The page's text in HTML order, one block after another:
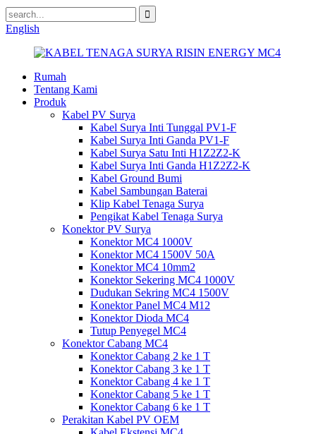
English
Rumah
Tentang Kami
Produk
Kabel PV Surya
Kabel Surya Inti Tunggal PV1-F
Kabel Surya Inti Ganda PV1-F
Kabel Surya Satu Inti H1Z2Z2-K
Kabel Surya Inti Ganda H1Z2Z2-K
Kabel Ground Bumi
Kabel Sambungan Baterai
Klip Kabel Tenaga Surya
Pengikat Kabel Tenaga Surya
Konektor PV Surya
Konektor MC4 1000V
Konektor MC4 1500V 50A
Konektor MC4 10mm2
Konektor Sekering MC4 1000V
Dudukan Sekring MC4 1500V
Konektor Panel MC4 M12
Konektor Dioda MC4
Tutup Penyegel MC4
Konektor Cabang MC4
Konektor Cabang 2 ke 1 T
Konektor Cabang 3 ke 1 T
Konektor Cabang 4 ke 1 T
Konektor Cabang 5 ke 1 T
Konektor Cabang 6 ke 1 T
Perakitan Kabel PV OEM